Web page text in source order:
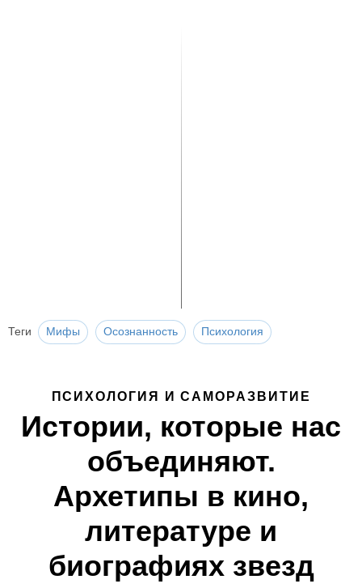
Теги Мифы Осознанность Психология
ПСИХОЛОГИЯ И САМОРАЗВИТИЕ
Истории, которые нас
объединяют.
Архетипы в кино,
литературе и
биографиях звезд